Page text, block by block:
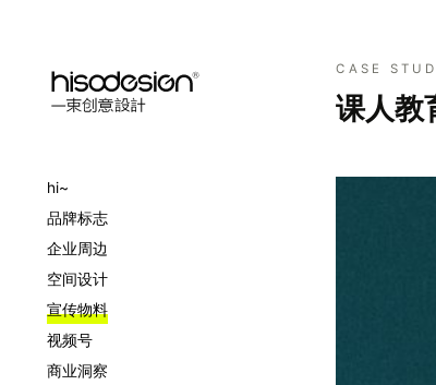
hi~
品牌标志
企业周边
空间设计
宣传物料
视频号
商业洞察
CASE
课人教